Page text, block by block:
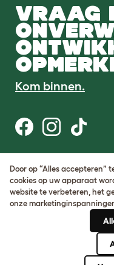
VRAAG
Kom binnen.
Gebruiksvoorwaarden
Cookie & privacybeleid
Cookie Settings
BTW-nummer: DE317631106
Door op “Alles accepteren”
cookies op uw apparaat
website te verbeteren, het
onze